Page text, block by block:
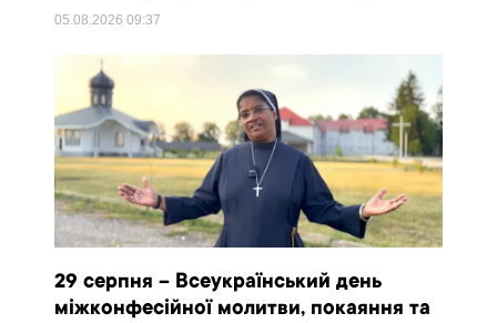
05.08.202609:37
29 серпня – Всеукраїнський день
міжконфесійної молитви, покаяння та